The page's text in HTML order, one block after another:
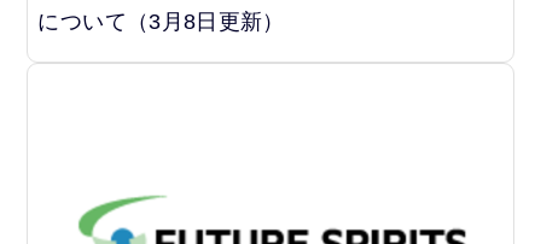
について（3月8日更新）